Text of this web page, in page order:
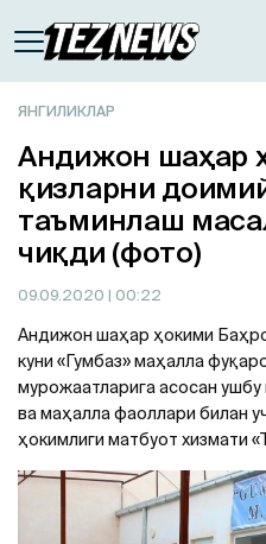
ЯНГИЛИКЛАР
Aндижон шаҳар
қизларни
таъминлаш
чиқди (фото)
09.09.2020 | 00:22
Aндижон шаҳар ҳокими
куни «Гумбаз» маҳалла
мурожаатларига асосан
ва маҳалла фаоллари билан
ҳокимлиги матбуот хизмати